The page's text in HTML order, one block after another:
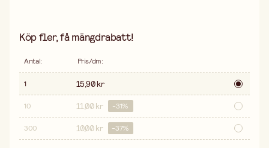
Köp fler, få mängdrabatt!
Antal: Pris/dm:
1 15,90 kr
10 11,00 kr -31%
300 10,00 kr -37%